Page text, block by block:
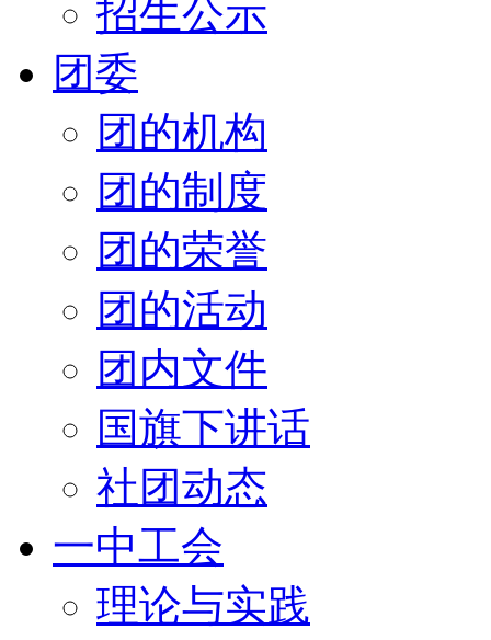
招生公示
团委
团的机构
团的制度
团的荣誉
团的活动
团内文件
国旗下讲话
社团动态
一中工会
理论与实践